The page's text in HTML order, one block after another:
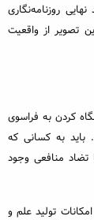
روزنامه‌نگاری
تصویر از واقعیت
کردن به فراسوی
باید به کسانی که
تضاد منافعی وجود
تولید علم و